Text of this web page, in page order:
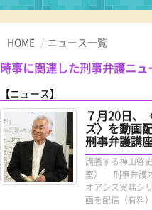
HOME ニュース一覧
時事に関連した刑事弁護ニ
【ニュース】
７月20日、
ズ〉を動画
刑事弁護講座
講義する神山啓
室） 刑事弁護
オアシス実務シ
画を配信（有料